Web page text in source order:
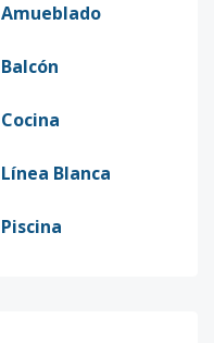
Amueblado
Balcón
Cocina
Línea Blanca
Piscina